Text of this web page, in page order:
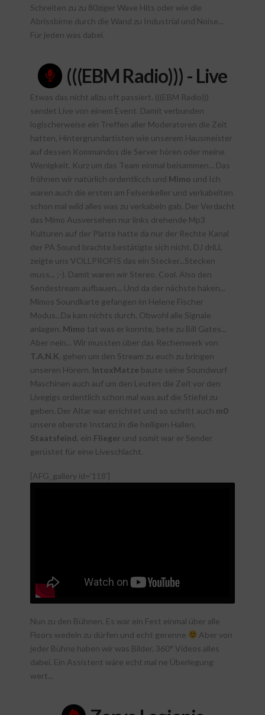
Schreiten zu zu 80ziger Wave Hits oder wie die
Abrissbirne durch die Wand zu Industrial und Noise...
Für jeden was dabei.
(((EBM Radio))) - Live
Etwas das nicht allzu oft passiert. (((EBM Radio)))
sendet Live von einem Event. Damit verbunden
logischerweise ein Treffen aller Moderatoren die Zeit
hatten, Hintergrundartisten wie unserem Hausmeister
auf dessen Kommandos die Server hören oder meine
Wenigkeit. Kurz um das Team einmal beisammen... Das
fröhnen wir natürlich ordentlicch und Mimo und Ich
waren auch die ersten am Felsenkeller und verkabelten
schon mal wild alles was zu verkabeln gab. Der Verdacht
das Mimo Ausversehen nur links drehende Mp3
Kulturen auf der Platte hatte da nur der Rechte Kanal
der PA Sound brachte bestätigte sich nicht. DJ driLL
zeigte uns VOLLPROFIS das ein Stecker...Stecken
muss... ;-). Damit waren wir Stereo. Cool. Also den
Sendestream aufbauen... Und da der nächste haken...
Mimos Soundkarte gefangen im Helene Fischer
Modus...Da kam nichts durch. Obwohl alle Signale
anlagen. Mimo tat was er konnte, bete zu Bill Gates...
Aber nein... Wir mussten über das Rechenwerk von
T.A.N.K. gehen um den Stream zu euch zu bringen
unseren Hörern. IntoxMatze baute seine Soundwurf
Maschinen auch auf um den Leuten die Zeit vor den
Livegigs ordentlich schon mal was auf die Stiefel zu
geben. Der Altar war errichtet und so schritt auch m0
unsere oberste Instanz in die heiligen Hallen.
Staatsfeind , ein Flieger und somit war er Sender
gerüstet für eine Liveschlacht.
[AFG_gallery id='118']
Nun zu den Bühnen. Es war ein Fest einmal über alle
Floors wedeln zu dürfen und echt gerenne
Aber von
jeder Bühne haben wir was Bilder, 360° Videos alles
dabei. Ein Assistent wäre echt mal ne Überlegung
wert...